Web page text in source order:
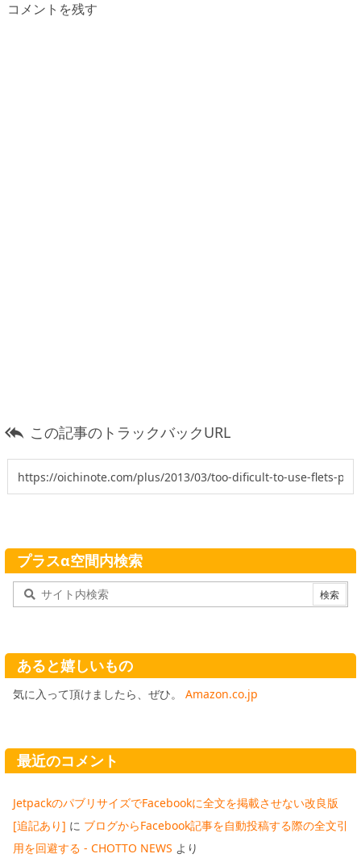
コメントを残す
 この記事のトラックバックURL
プラスα空間内検索
あると嬉しいもの
気に入って頂けましたら、ぜひ。 Amazon.co.jp
最近のコメント
JetpackのパブリサイズでFacebookに全文を掲載させない改良版
[追記あり] に ブログからFacebook記事を自動投稿する際の全文引
用を回避する - CHOTTO NEWS より